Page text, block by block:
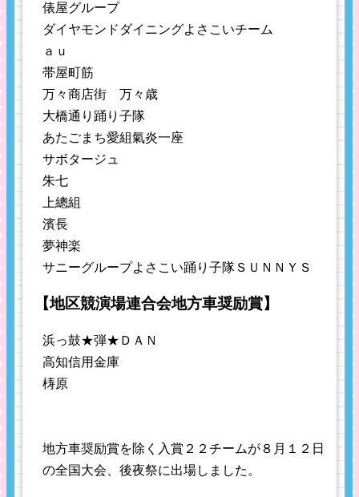
俵屋グループ
ダイヤモンドダイニングよさこいチーム
ａｕ
帯屋町筋
万々商店街 万々歳
大橋通り踊り子隊
あたごまち愛組氣炎一座
サボタージュ
朱七
上總組
濱長
夢神楽
サニーグループよさこい踊り子隊ＳＵＮＮＹＳ
【地区競演場連合会地方車奨励賞】
浜っ鼓★弾★ＤＡＮ
高知信用金庫
梼原
地方車奨励賞を除く入賞２２チームが８月１２日
の全国大会、後夜祭に出場しました。